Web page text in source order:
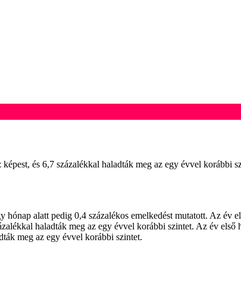
és 6,7 százalékkal haladták meg az egy évvel
alatt pedig 0,4 százalékos emelkedést mutatott. Az év
haladták meg az egy évvel korábbi szintet. Az év
meg az egy évvel korábbi szintet.